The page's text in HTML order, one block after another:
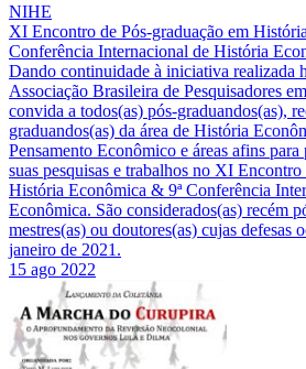
NIHE
XI Encontro de Pós-graduação em
Conferência Internacional de História
Dando continuidade à iniciativa realizada
Associação Brasileira de Pesquisadores
convida a todos(as) pós-graduandos(as),
graduandos(as) da área de História
Pensamento Econômico e áreas afins para
suas pesquisas e trabalhos no XI
História Econômica & 9ª Conferência
Econômica. São considerados(as) recém
mestres(as) ou doutores(as) cujas defesas
janeiro de 2021.
15 ago 2022